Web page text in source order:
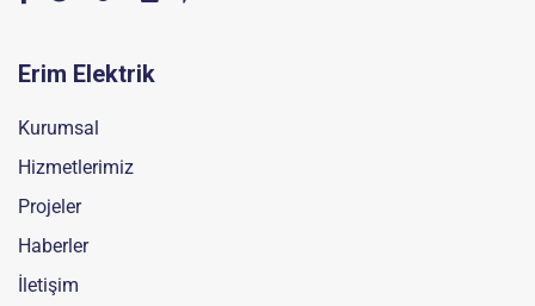
Erim Elektrik
Kurumsal
Hizmetlerimiz
Projeler
Haberler
İletişim